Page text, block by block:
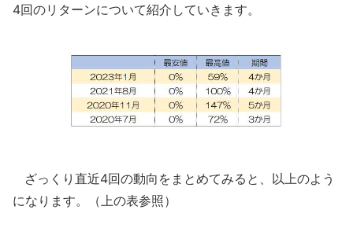
4回のリターンについて紹介していきます。
ざっくり直近4回の動向をまとめてみると、以上のよう
になります。（上の表参照）